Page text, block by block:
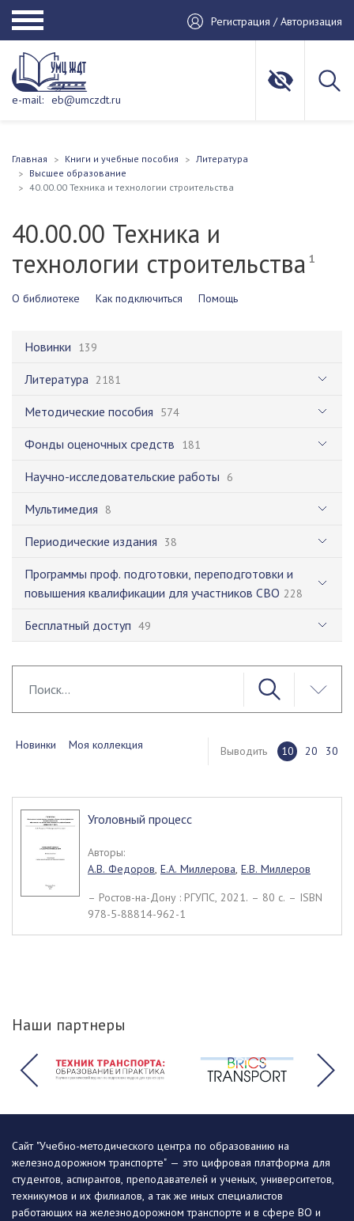
Регистрация / Авторизация
e-mail: eb@umczdt.ru
Главная Книги и учебные пособия
Литература
Высшее образование
40.00.00 Техника и технологии строительства
40.00.00 Техника и
технологии строительства1
О библиотеке Как подключиться Помощь
Новинки 139
Литература 2181
Методические пособия 574
Фонды оценочных средств 181
Научно-исследовательские работы 6
Мультимедия 8
Периодические издания 38
Программы проф. подготовки, переподготовки и
повышения квалификации для участников СВО 228
Бесплатный доступ 49
Новинки Моя коллекция Выводить 10 20 30
Уголовный процесс
Авторы:
А.В. Федоров, Е.А. Миллерова, Е.В. Миллеров
– Ростов-на-Дону : РГУПС, 2021. – 80 c. – ISBN
978-5-88814-962-1
Наши партнеры
Сайт "Учебно-методического центра по образованию на
железнодорожном транспорте" — это цифровая платформа для
студентов, аспирантов, преподавателей и ученых, университетов,
техникумов и их филиалов, а так же иных специалистов
работающих на железнодорожном транспорте и в сфере ВО и